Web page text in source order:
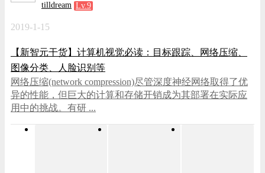
tilldream Lv.9
2019-1-15
【新智元干货】计算机视觉必读：目标跟踪、网络压缩、
图像分类、人脸识别等
网络压缩(network compression)尽管深度神经网络取得了优
异的性能，但巨大的计算和存储开销成为其部署在实际应
用中的挑战。有研 ...